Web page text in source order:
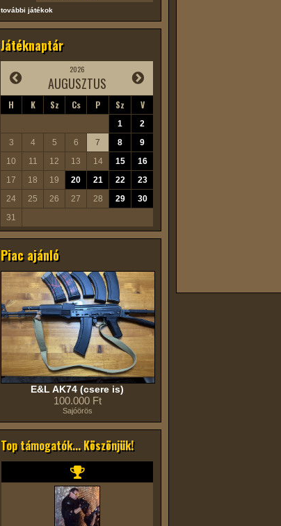
további játékok
Játéknaptár
2026
AUGUSZTUS
H K Sz Cs P Sz V
1
2
3
4 5 6 7 8
9
10
11 12 13 14 15
16
17
18 19 20 21 22
23
24
25 26 27 28 29
30
31
Piac ajánló
E&L AK74 (csere is)
100.000 Ft
Sajóörös
Top támogatók... Köszönjük!